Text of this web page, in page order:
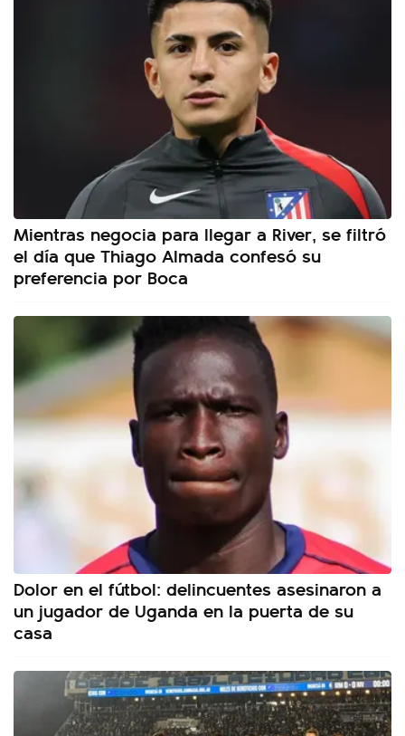
Mientras negocia para llegar a River, se filtró
el día que Thiago Almada confesó su
preferencia por Boca
Dolor en el fútbol: delincuentes asesinaron a
un jugador de Uganda en la puerta de su
casa